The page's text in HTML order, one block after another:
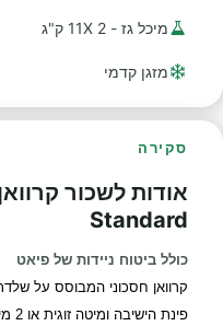
מיכל גז - 2 11X ק"ג
מזגן קדמי
סקירה
Standard
כולל ביטוח ניידות של פיאט
קרוואן חסכוני המבוסס על